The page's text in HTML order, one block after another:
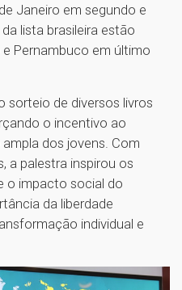
Janeiro em segundo e
lista brasileira estão
Pernambuco em último
sorteio de diversos livros
o incentivo ao
dos jovens. Com
a palestra inspirou os
o impacto social do
da liberdade
individual e